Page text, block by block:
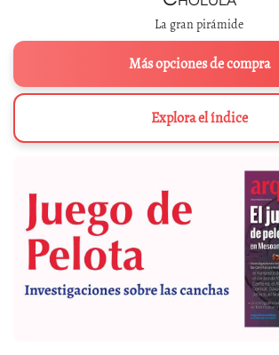
La gran pirámide
Más opciones de compra
Explora el índice